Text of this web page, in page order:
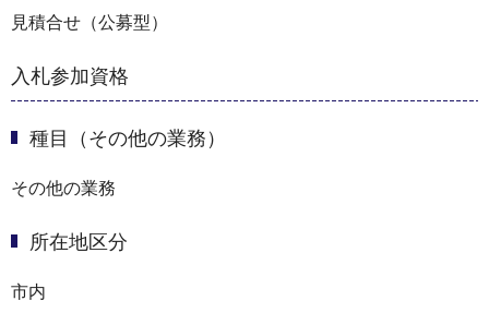
見積合せ（公募型）
入札参加資格
種目（その他の業務）
その他の業務
所在地区分
市内